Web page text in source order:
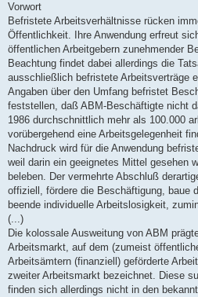
Vorwort
Befristete Arbeitsverhältnisse rücken
Öffentlichkeit. Ihre Anwendung erfreut
öffentlichen Arbeitgebern zunehmender
Beachtung findet dabei allerdings die
ausschließlich befristete Arbeitsverträge
Angaben über den Umfang befristet
feststellen, daß ABM-Beschäftigte nicht
1986 durchschnittlich mehr als 100.000
vorübergehend eine Arbeitsgelegenheit
Nachdruck wird für die Anwendung
weil darin ein geeignetes Mittel gesehen
beleben. Der vermehrte Abschluß
offiziell, fördere die Beschäftigung, baue
beende individuelle Arbeitslosigkeit,
(...)
Die kolossale Ausweitung von ABM
Arbeitsmarkt, auf dem (zumeist
Arbeitsämtern (finanziell) geförderte
zweiter Arbeitsmarkt bezeichnet. Diese
finden sich allerdings nicht in den